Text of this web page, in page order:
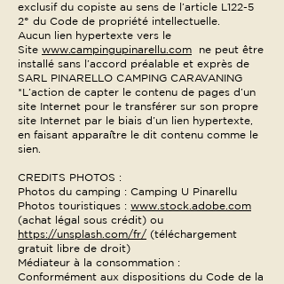
exclusif du copiste au sens de l’article L122-5
2° du Code de propriété intellectuelle.
Aucun lien hypertexte vers le
Site www.campingupinarellu.com ne peut être
installé sans l’accord préalable et exprès de
SARL PINARELLO CAMPING CARAVANING
*L’action de capter le contenu de pages d’un
site Internet pour le transférer sur son propre
site Internet par le biais d’un lien hypertexte,
en faisant apparaître le dit contenu comme le
sien.
CREDITS PHOTOS :
Photos du camping : Camping U Pinarellu
Photos touristiques : www.stock.adobe.com
(achat légal sous crédit) ou
https://unsplash.com/fr/ (téléchargement
gratuit libre de droit)
Médiateur à la consommation :
Conformément aux dispositions du Code de la